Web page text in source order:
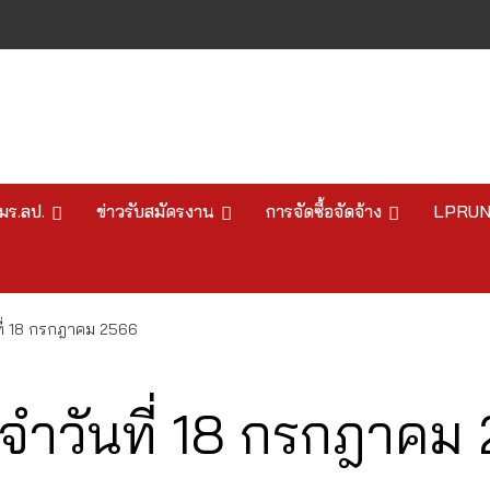
ร.ลป. ข่าวรับสมัครงาน การจัดซื้อจัดจ้าง
18 กรกฎาคม 2566
ำวันที่ 18 กรกฎาคม